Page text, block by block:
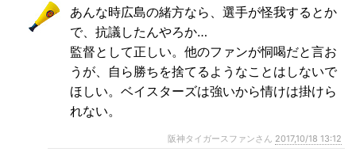
あんな時広島の緒方なら、選手が怪我するとか
で、抗議したんやろか…
監督として正しい。他のファンが恫喝だと言お
うが、自ら勝ちを捨てるようなことはしないで
ほしい。ベイスターズは強いから情けは掛けら
れない。
阪神タイガースファンさん 2017,10/18 13:12